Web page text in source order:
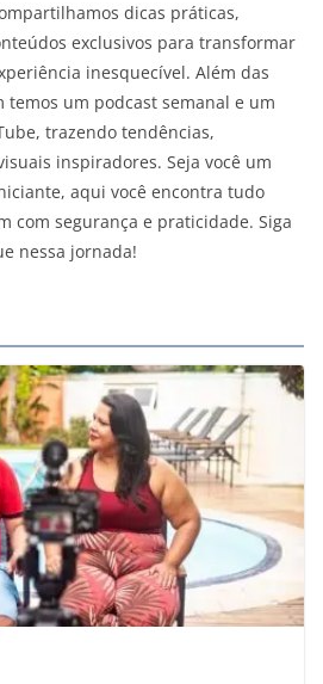
dicas práticas,
exclusivos para transformar
inesquecível. Além das
temos um podcast semanal e um
trazendo tendências,
inspiradores. Seja você um
aqui você encontra tudo
com segurança e praticidade. Siga
nessa jornada!